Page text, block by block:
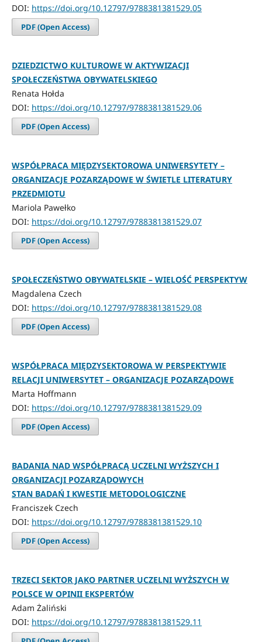
DOI: https://doi.org/10.12797/9788381381529.05
PDF (Open Access)
DZIEDZICTWO KULTUROWE W AKTYWIZACJI
SPOŁECZEŃSTWA OBYWATELSKIEGO
Renata Hołda
DOI: https://doi.org/10.12797/9788381381529.06
PDF (Open Access)
WSPÓŁPRACA MIĘDZYSEKTOROWA UNIWERSYTETY –
ORGANIZACJE POZARZĄDOWE W ŚWIETLE LITERATURY
PRZEDMIOTU
Mariola Pawełko
DOI: https://doi.org/10.12797/9788381381529.07
PDF (Open Access)
SPOŁECZEŃSTWO OBYWATELSKIE – WIELOŚĆ PERSPEKTYW
Magdalena Czech
DOI: https://doi.org/10.12797/9788381381529.08
PDF (Open Access)
WSPÓŁPRACA MIĘDZYSEKTOROWA W PERSPEKTYWIE
RELACJI UNIWERSYTET – ORGANIZACJE POZARZĄDOWE
Marta Hoffmann
DOI: https://doi.org/10.12797/9788381381529.09
PDF (Open Access)
BADANIA NAD WSPÓŁPRACĄ UCZELNI WYŻSZYCH I
ORGANIZACJI POZARZĄDOWYCH
STAN BADAŃ I KWESTIE METODOLOGICZNE
Franciszek Czech
DOI: https://doi.org/10.12797/9788381381529.10
PDF (Open Access)
TRZECI SEKTOR JAKO PARTNER UCZELNI WYŻSZYCH W
POLSCE W OPINII EKSPERTÓW
Adam Żaliński
DOI: https://doi.org/10.12797/9788381381529.11